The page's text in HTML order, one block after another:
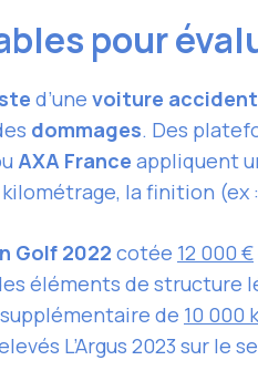
pour
d’une voiture
dommages. Des
AXA France appliquent
la finition (ex :
Golf 2022 cotée 12 000 €
éléments de structure
de 10 000
L’Argus 2023 sur le